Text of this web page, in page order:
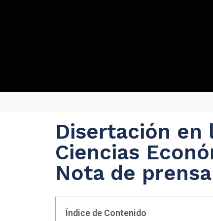
Disertación en
Ciencias
Nota de prensa
Índice de Contenido